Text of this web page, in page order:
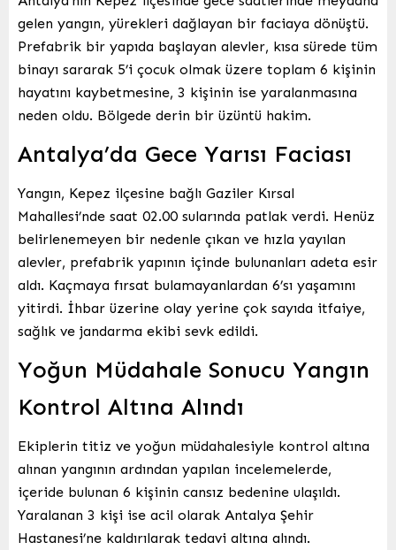
gelen yangın, yürekleri dağlayan bir faciaya dönüştü.
Prefabrik bir yapıda başlayan alevler, kısa sürede tüm
binayı sararak 5’i çocuk olmak üzere toplam 6 kişinin
hayatını kaybetmesine, 3 kişinin ise yaralanmasına
neden oldu. Bölgede derin bir üzüntü hakim.
Antalya’da Gece Yarısı Faciası
Yangın, Kepez ilçesine bağlı Gaziler Kırsal
Mahallesi’nde saat 02.00 sularında patlak verdi. Henüz
belirlenemeyen bir nedenle çıkan ve hızla yayılan
alevler, prefabrik yapının içinde bulunanları adeta esir
aldı. Kaçmaya fırsat bulamayanlardan 6’sı yaşamını
yitirdi. İhbar üzerine olay yerine çok sayıda itfaiye,
sağlık ve jandarma ekibi sevk edildi.
Yoğun Müdahale Sonucu Yangın
Kontrol Altına Alındı
Ekiplerin titiz ve yoğun müdahalesiyle kontrol altına
alınan yangının ardından yapılan incelemelerde,
içeride bulunan 6 kişinin cansız bedenine ulaşıldı.
Yaralanan 3 kişi ise acil olarak Antalya Şehir
Hastanesi’ne kaldırılarak tedavi altına alındı.